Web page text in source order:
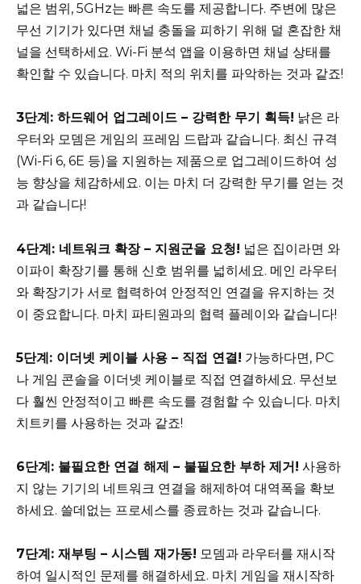
넓은 범위, 5GHz는 빠른 속도를 제공합니다. 주변에 많은
무선 기기가 있다면 채널 충돌을 피하기 위해 덜 혼잡한 채
널을 선택하세요. Wi-Fi 분석 앱을 이용하면 채널 상태를
확인할 수 있습니다. 마치 적의 위치를 파악하는 것과 같죠!
3단계: 하드웨어 업그레이드 – 강력한 무기 획득! 낡은 라
우터와 모뎀은 게임의 프레임 드랍과 같습니다. 최신 규격
(Wi-Fi 6, 6E 등)을 지원하는 제품으로 업그레이드하여 성
능 향상을 체감하세요. 이는 마치 더 강력한 무기를 얻는 것
과 같습니다!
4단계: 네트워크 확장 – 지원군을 요청! 넓은 집이라면 와
이파이 확장기를 통해 신호 범위를 넓히세요. 메인 라우터
와 확장기가 서로 협력하여 안정적인 연결을 유지하는 것
이 중요합니다. 마치 파티원과의 협력 플레이와 같습니다!
5단계: 이더넷 케이블 사용 – 직접 연결! 가능하다면, PC
나 게임 콘솔을 이더넷 케이블로 직접 연결하세요. 무선보
다 훨씬 안정적이고 빠른 속도를 경험할 수 있습니다. 마치
치트키를 사용하는 것과 같죠!
6단계: 불필요한 연결 해제 – 불필요한 부하 제거! 사용하
지 않는 기기의 네트워크 연결을 해제하여 대역폭을 확보
하세요. 쓸데없는 프로세스를 종료하는 것과 같습니다.
7단계: 재부팅 – 시스템 재가동! 모뎀과 라우터를 재시작
하여 일시적인 문제를 해결하세요. 마치 게임을 재시작하